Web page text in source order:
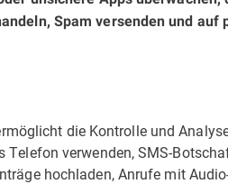
Spam versenden und auf
die Kontrolle und
verwenden, SMS-
hochladen, Anrufe mit